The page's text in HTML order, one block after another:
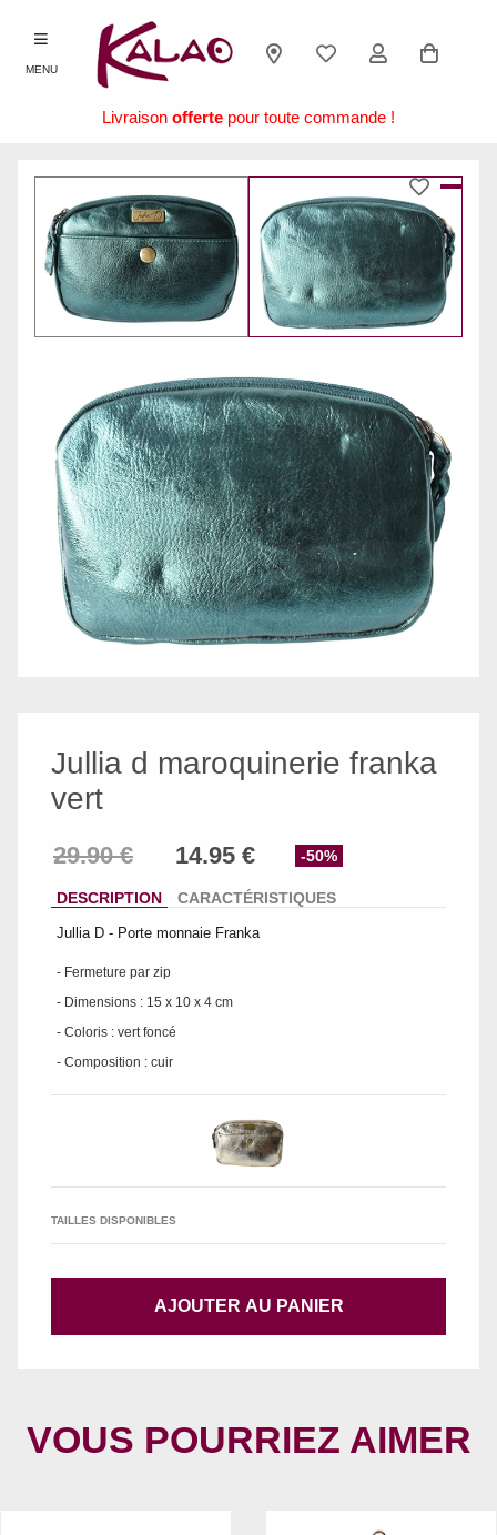
MENU
Livraison offerte pour toute commande !
Jullia d maroquinerie franka
vert
-50%
DESCRIPTION CARACTÉRISTIQUES
Jullia D - Porte monnaie Franka
- Fermeture par zip
- Dimensions : 15 x 10 x 4 cm
- Coloris : vert foncé
- Composition : cuir
TAILLES DISPONIBLES
AJOUTER AU PANIER
VOUS POURRIEZ AIMER